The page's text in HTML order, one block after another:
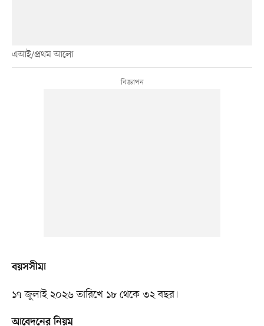
এআই/প্রথম আলো
বয়সসীমা
১৭ জুলাই ২০২৬ তারিখে ১৮ থেকে ৩২ বছর।
আবেদনের নিয়ম